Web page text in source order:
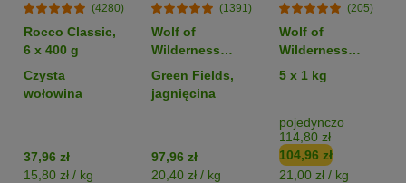
(4280)
Rocco Classic,
6 x 400 g
Czysta
wołowina
37,96 zł
15,80 zł / kg
(1391)
Wolf of
Wilderness
Monoprotein
Adult, 6 x 800 g
Green Fields,
jagnięcina
97,96 zł
20,40 zł / kg
(205)
Wolf of
Wilderness
Monoprotein
Sensitive
Volcanoes”,
jagnięcina -
bez zbóż
5 x 1 kg
pojedynczo
114,80 zł
104,96 zł
21,00 zł / kg